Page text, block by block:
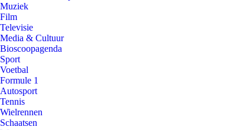
Muziek
Film
Televisie
Media & Cultuur
Bioscoopagenda
Sport
Voetbal
Formule 1
Autosport
Tennis
Wielrennen
Schaatsen